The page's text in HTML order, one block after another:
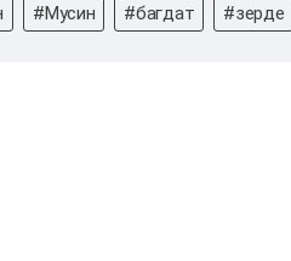
#Мусин #багдат #зерде